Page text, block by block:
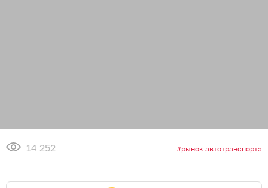
14 252 рынок автотранспорта